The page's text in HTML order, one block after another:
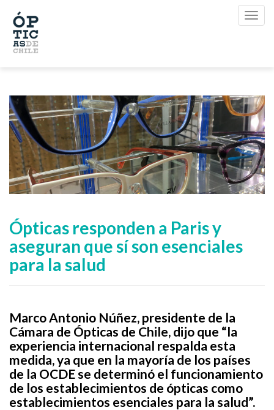
Ópticas responden a Paris y
aseguran que sí son esenciales
para la salud
Marco Antonio Núñez, presidente de la
Cámara de Ópticas de Chile, dijo que “la
experiencia internacional respalda esta
medida, ya que en la mayoría de los países
de la OCDE se determinó el funcionamiento
de los establecimientos de ópticas como
establecimientos esenciales para la salud”.